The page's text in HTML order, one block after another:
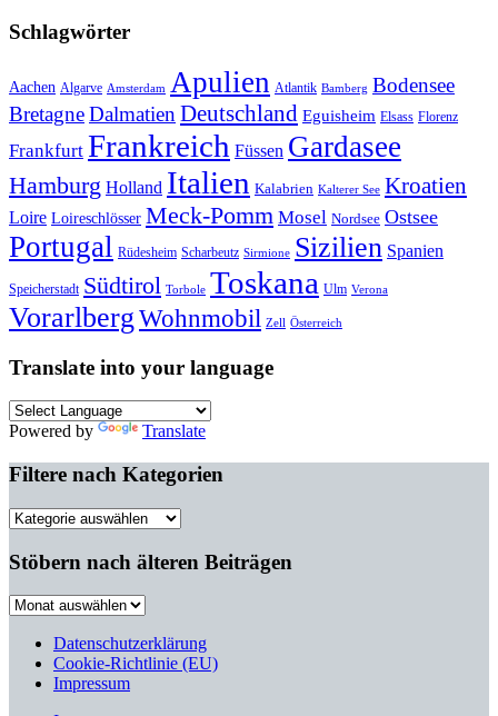
Schlagwörter
Aachen Algarve Amsterdam Apulien Atlantik Bamberg Bodensee
BretagneDalmatien Deutschland Eguisheim Elsass Florenz
Frankfurt Frankreich Füssen Gardasee
Hamburg Holland Italien Kalabrien Kalterer See Kroatien
Loire Loireschlösser Meck-Pomm Mosel Nordsee Ostsee
Portugal Rüdesheim Scharbeutz Sirmione Sizilien Spanien
Speicherstadt Südtirol Torbole Toskana Ulm Verona
VorarlbergWohnmobil Zell Österreich
Translate into your language
Powered by Translate
Filtere nach Kategorien
Filtere
Kategorien
Stöbern nach älteren Beiträgen
Stöbern
älteren
Beiträgen
Datenschutzerklärung
Cookie-Richtlinie (EU)
Impressum